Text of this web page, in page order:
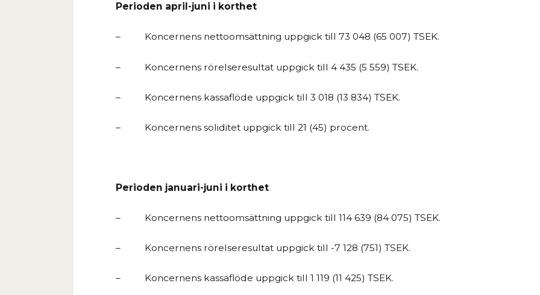
Perioden april-juni i korthet
– Koncernens nettoomsättning uppgick till 73 048 (65 007) TSEK.
– Koncernens rörelseresultat uppgick till 4 435 (5 559) TSEK.
– Koncernens kassaflöde uppgick till 3 018 (13 834) TSEK.
– Koncernens soliditet uppgick till 21 (45) procent.
Perioden januari-juni i korthet
– Koncernens nettoomsättning uppgick till 114 639 (84 075) TSEK.
– Koncernens rörelseresultat uppgick till -7 128 (751) TSEK.
– Koncernens kassaflöde uppgick till 1 119 (11 425) TSEK.